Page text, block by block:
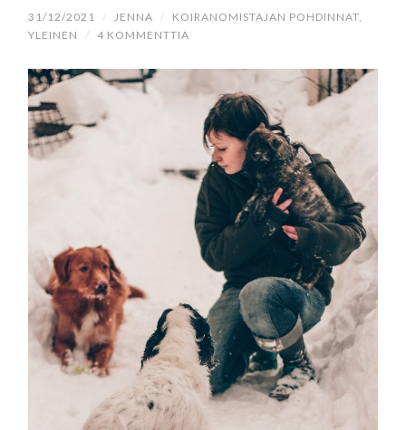
31/12/2021 / JENNA / KOIRANOMISTAJAN POHDINNAT
YLEINEN
/ 4 KOMMENTTIA